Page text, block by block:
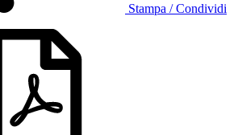
Stampa / Condividi